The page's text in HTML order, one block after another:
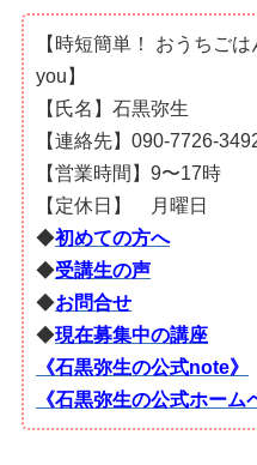
【時短簡単！ おうちご
you】
【氏名】石黒弥生
【連絡先】090-7726-
【営業時間】9〜17時
【定休日】 月曜日
◆初めての方へ
◆受講生の声
◆お問合せ
◆現在募集中の講座
《石黒弥生の公式note》
《石黒弥生の公式ホーム